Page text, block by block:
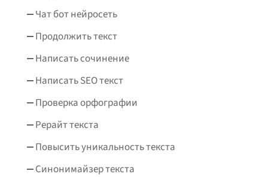
Чат бот нейросеть
Продолжить текст
Написать сочинение
Написать SEO текст
Проверка орфографии
Рерайт текста
Повысить уникальность текста
Синонимайзер текста